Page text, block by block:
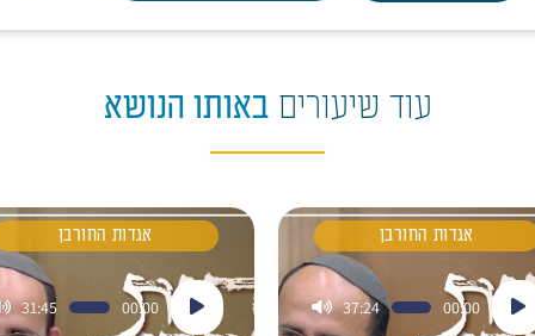
עוד שיעורים באותו הנושא
אגדות החורבן
00:00
37:24
אגדות החורבן
נגן
אודיו
00:00
31:45